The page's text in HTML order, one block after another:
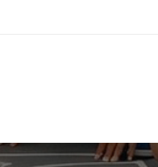
informatiques et